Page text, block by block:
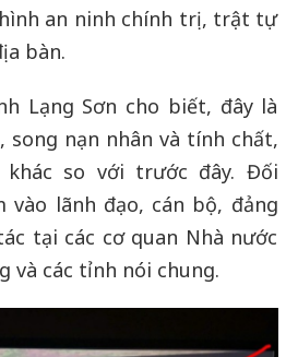
an ninh chính trị, trật tự
bàn.
Lạng Sơn cho biết, đây là
song nạn nhân và tính chất,
so với trước đây. Đối
vào lãnh đạo, cán bộ, đảng
tại các cơ quan Nhà nước
và các tỉnh nói chung.